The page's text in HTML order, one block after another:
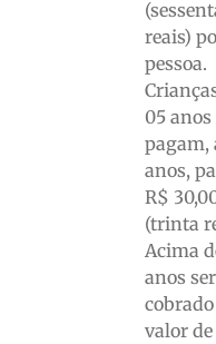
reais)
pessoa.
05
pagam,
anos,
R$
(trinta
Acima
anos
valor de